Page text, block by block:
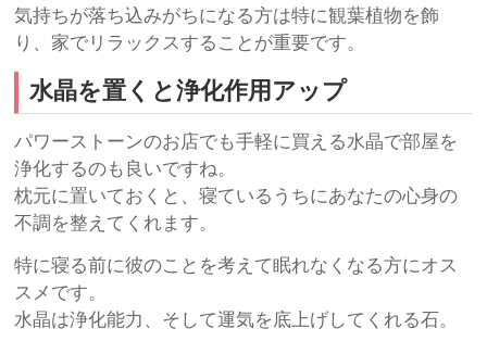
気持ちが落ち込みがちになる方は特に観葉植物を飾
り、家でリラックスすることが重要です。
水晶を置くと浄化作用アップ
パワーストーンのお店でも手軽に買える水晶で部屋を
浄化するのも良いですね。
枕元に置いておくと、寝ているうちにあなたの心身の
不調を整えてくれます。
特に寝る前に彼のことを考えて眠れなくなる方にオス
スメです。
水晶は浄化能力、そして運気を底上げしてくれる石。